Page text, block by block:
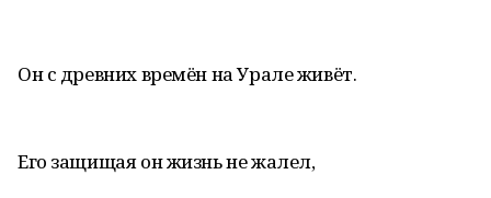
Он с древних времён на Урале живёт.
Его защищая он жизнь не жалел,